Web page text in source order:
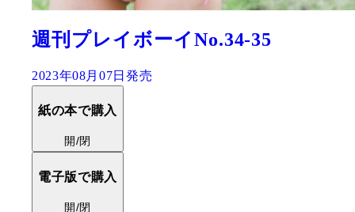
週刊プレイボーイNo.34-35
2023年08月07日発売
紙の本で購入
開/閉
電子版で購入
開/閉